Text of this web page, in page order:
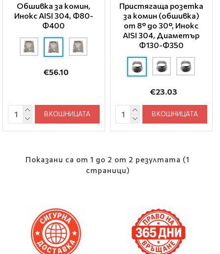
Обшивка за комин,
Инокс AISI 304, Ф80-
Ф400
€56.10
В КОШНИЦАТА
Пристягаща розетка
за комин (обшивка)
от 8° до 30°, Инокс
AISI 304, Диаметър
Ф130-Ф350
€23.03
В КОШНИЦАТА
Показани са от 1 до 2 от 2 резултата (1
страници)